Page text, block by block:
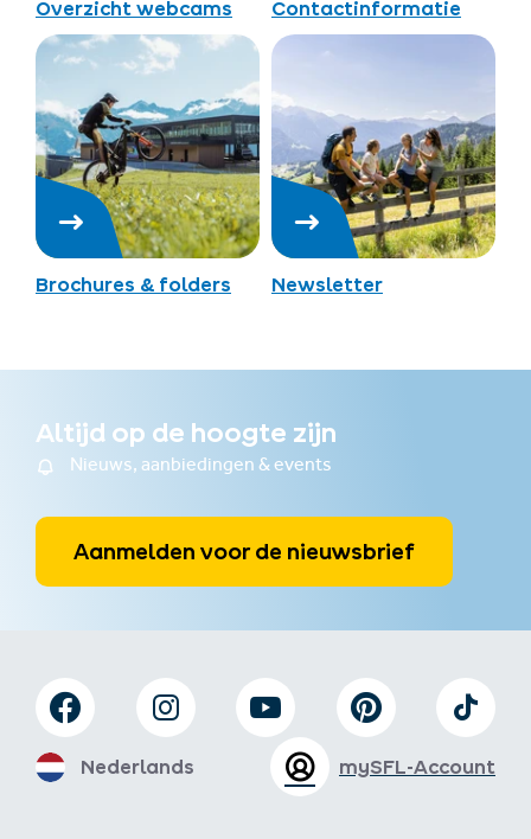
Overzicht webcams Contactinformatie
Brochures & folders Newsletter
Altijd op de hoogte zijn
Nieuws, aanbiedingen & events
Aanmelden voor de nieuwsbrief
mySFL-Account
Nederlands